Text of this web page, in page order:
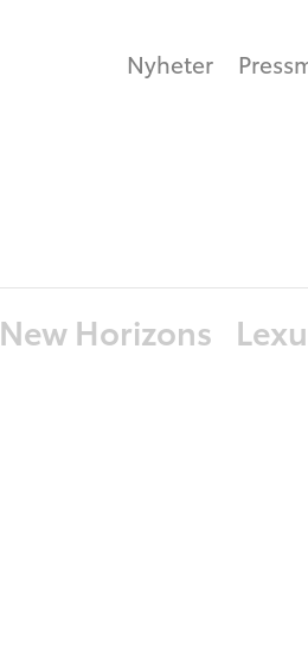
Nyheter
New Horizons